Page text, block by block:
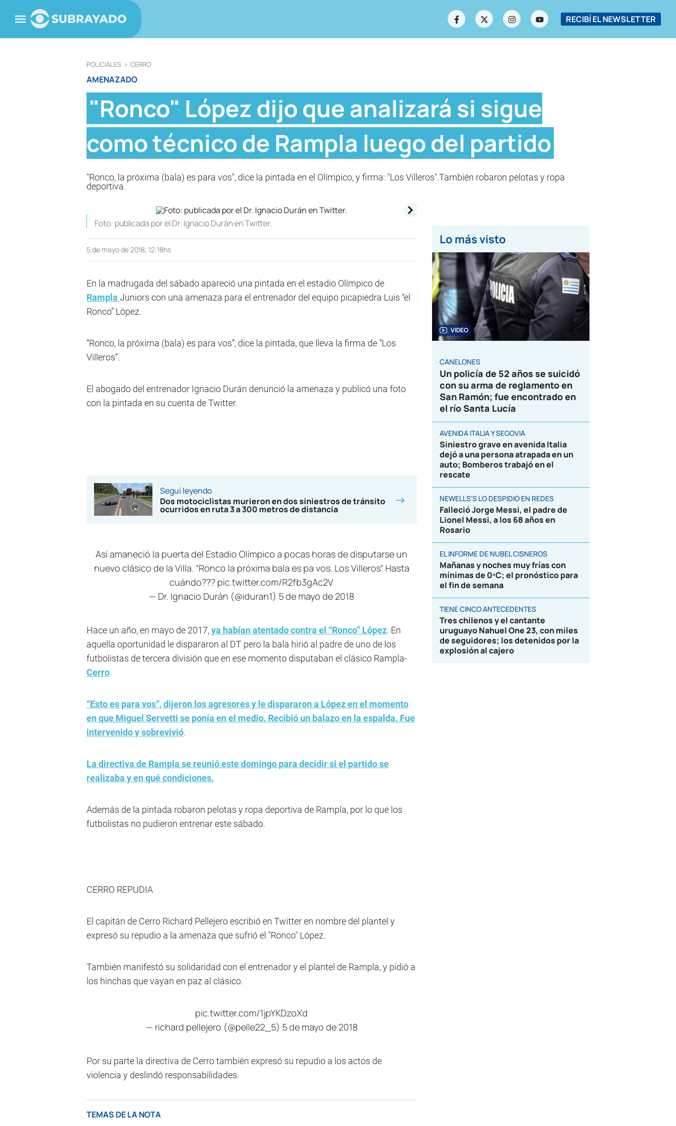
RECIBÍ EL NEWSLETTER
POLICIALES > CERRO
AMENAZADO
"Ronco" López dijo que analizará si sigue
como técnico de Rampla luego del partido
"Ronco, la próxima (bala) es para vos", dice la pintada en el Olímpico, y firma: "Los Villeros".También robaron pelotas y ropa
deportiva.
Foto: publicada por el Dr. Ignacio Durán en Twitter.
5 de mayo de 2018, 12:18hs
En la madrugada del sábado apareció una pintada en el estadio Olímpico de
Rampla Juniors con una amenaza para el entrenador del equipo picapiedra Luis “el
Ronco” López.
“Ronco, la próxima (bala) es para vos”, dice la pintada, que lleva la firma de “Los
Villeros”.
El abogado del entrenador Ignacio Durán denunció la amenaza y publicó una foto
con la pintada en su cuenta de Twitter.
Seguí leyendo
Dos motociclistas murieron en dos siniestros de tránsito
ocurridos en ruta 3 a 300 metros de distancia
Así amaneció la puerta del Estadio Olímpico a pocas horas de disputarse un
nuevo clásico de la Villa. “Ronco la próxima bala es pa vos. Los Villeros” Hasta
cuándo??? pic.twitter.com/R2fb3gAc2V
— Dr. Ignacio Durán (@iduran1) 5 de mayo de 2018
Hace un año, en mayo de 2017,ya habían atentado contra el “Ronco” López. En
aquella oportunidad le dispararon al DT pero la bala hirió al padre de uno de los
futbolistas de tercera división que en ese momento disputaban el clásico Rampla-
Cerro.
“Esto es para vos”, dijeron los agresores y le dispararon a López en el momento
en que Miguel Servetti se ponía en el medio. Recibió un balazo en la espalda. Fue
intervenido y sobrevivió.
La directiva de Rampla se reunió este domingo para decidir si el partido se
realizaba y en qué condiciones.
Además de la pintada robaron pelotas y ropa deportiva de Rampla, por lo que los
futbolistas no pudieron entrenar este sábado.
CERRO REPUDIA
El capitán de Cerro Richard Pellejero escribió en Twitter en nombre del plantel y
expresó su repudio a la amenaza que sufrió el "Ronco" López.
También manifestó su solidaridad con el entrenador y el plantel de Rampla, y pidió a
los hinchas que vayan en paz al clásico.
pic.twitter.com/1jpYKDzoXd
— richard pellejero (@pelle22_5) 5 de mayo de 2018
Por su parte la directiva de Cerro también expresó su repudio a los actos de
violencia y deslindó responsabilidades.
TEMAS DE LA NOTA
Lo más visto
VIDEO
CANELONES
Un policía de 52 años se suicidó
con su arma de reglamento en
San Ramón; fue encontrado en
el río Santa Lucía
AVENIDA ITALIA Y SEGOVIA
Siniestro grave en avenida Italia
dejó a una persona atrapada en un
auto; Bomberos trabajó en el
rescate
NEWELLS'S LO DESPIDIÓ EN REDES
Falleció Jorge Messi, el padre de
Lionel Messi, a los 68 años en
Rosario
EL INFORME DE NUBEL CISNEROS
Mañanas y noches muy frías con
mínimas de 0ºC; el pronóstico para
el fin de semana
TIENE CINCO ANTECEDENTES
Tres chilenos y el cantante
uruguayo Nahuel One 23, con miles
de seguidores; los detenidos por la
explosión al cajero